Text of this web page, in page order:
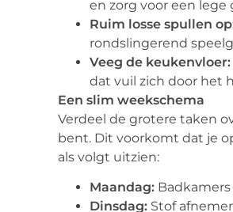
en zorg voor een lege
Ruim losse spullen
rondslingerend
Veeg de keukenvloer:
dat vuil zich door het
Een slim weekschema
Verdeel de grotere taken
bent. Dit voorkomt dat je
als volgt uitzien:
Maandag:
Dinsdag: Stof